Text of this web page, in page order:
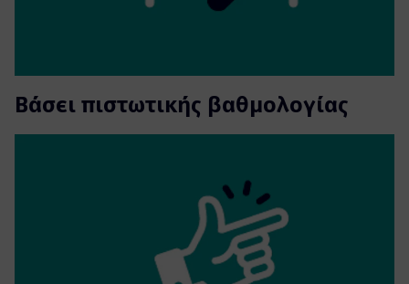
Βάσει πιστωτικής βαθμολογίας